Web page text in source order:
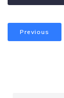
Previous